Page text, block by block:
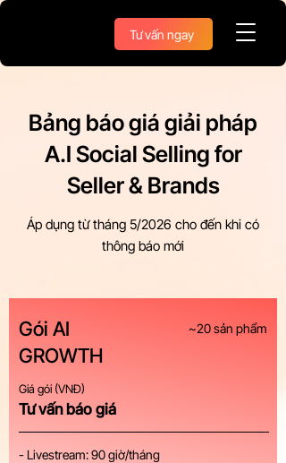
Tư vấn ngay
Bảng báo giá giải pháp
A.I Social Selling for
Seller & Brands
Áp dụng từ tháng 5/2026 cho đến khi có
thông báo mới
Gói AI
GROWTH
~20 sản phẩm
Giá gói (VNĐ)
Tư vấn báo giá
- Livestream: 90 giờ/tháng